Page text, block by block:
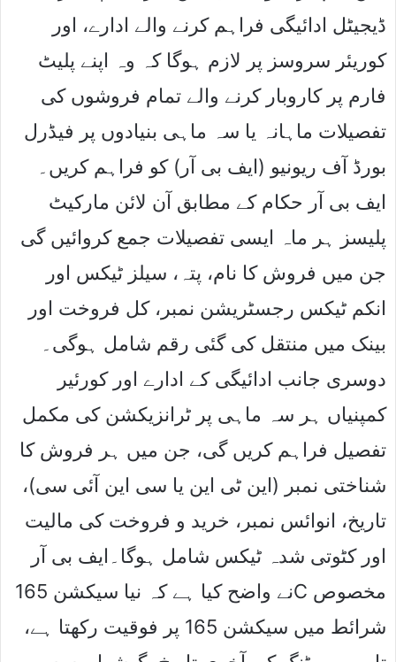
ڈیجیٹل ادائیگی فراہم کرنے والے ادارے، اور
کوریئر سروسز پر لازم ہوگا کہ وہ اپنے پلیٹ
فارم پر کاروبار کرنے والے تمام فروشوں کی
تفصیلات ماہانہ یا سہ ماہی بنیادوں پر فیڈرل
بورڈ آف ریونیو (ایف بی آر) کو فراہم کریں۔
ایف بی آر حکام کے مطابق آن لائن مارکیٹ
پلیسز ہر ماہ ایسی تفصیلات جمع کروائیں گی
جن میں فروش کا نام، پتہ، سیلز ٹیکس اور
انکم ٹیکس رجسٹریشن نمبر، کل فروخت اور
بینک میں منتقل کی گئی رقم شامل ہوگی۔
دوسری جانب ادائیگی کے ادارے اور کورئیر
کمپنیاں ہر سہ ماہی پر ٹرانزیکشن کی مکمل
تفصیل فراہم کریں گی، جن میں ہر فروش کا
شناختی نمبر (این ٹی این یا سی این آئی سی)،
تاریخ، انوائس نمبر، خرید و فروخت کی مالیت
اور کٹوتی شدہ ٹیکس شامل ہوگا۔ایف بی آر
نے واضح کیا ہے کہ نیا سیکشن 165C مخصوص
شرائط میں سیکشن 165 پر فوقیت رکھتا ہے،